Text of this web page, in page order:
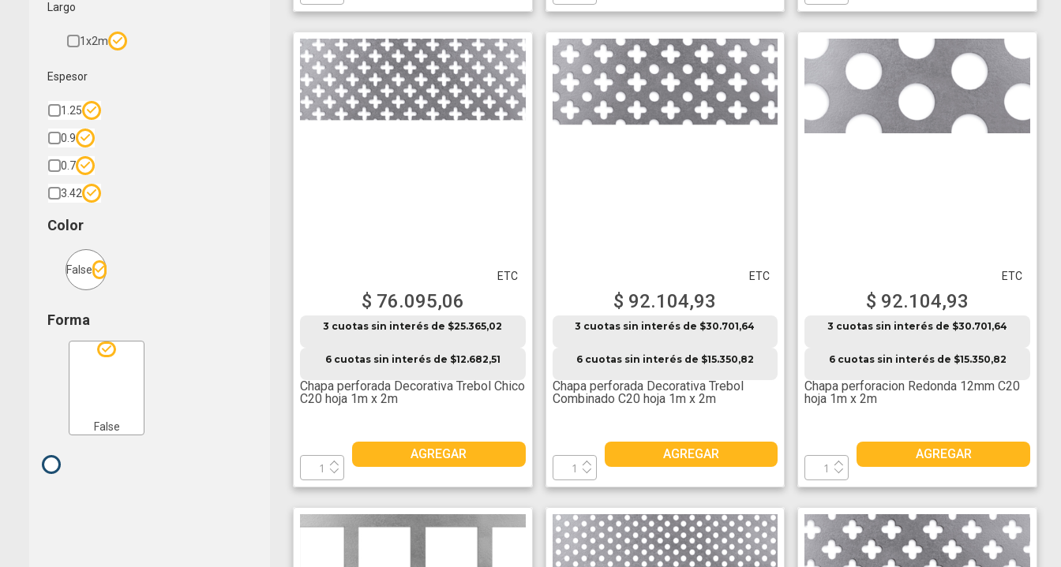
Largo
1x2m
Espesor
1.25
0.9
0.7
3.42
Color
False
Forma
False
ETC
$ 76.095,06
3 cuotas sin interés de $25.365,02
6 cuotas sin interés de $12.682,51
Chapa perforada Decorativa Trebol Chico
C20 hoja 1m x 2m
AGREGAR
ETC
$ 92.104,93
3 cuotas sin interés de $30.701,64
6 cuotas sin interés de $15.350,82
Chapa perforada Decorativa Trebol
Combinado C20 hoja 1m x 2m
AGREGAR
ETC
$ 92.104,93
3 cuotas sin interés de $30.701,64
6 cuotas sin interés de $15.350,82
Chapa perforacion Redonda 12mm C20
hoja 1m x 2m
AGREGAR